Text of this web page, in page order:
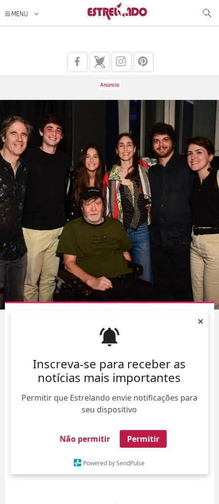
Inscreva-se para receber as
notícias mais importantes
Permitir que Estrelando envie notificações para
seu dispositivo
Não permitir Permitir
Powered by SendPulse
×
AUTOR DO LIVROAINDA ESTOU AQUI
07/Ago/